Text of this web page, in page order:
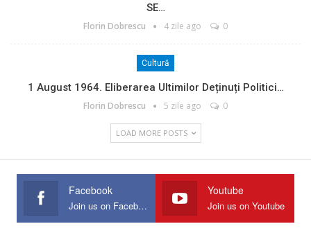
SE…
Florin Dobrescu 4 zile ago 0
Cultură
1 August 1964. Eliberarea Ultimilor Deținuți Politici…
Florin Dobrescu 5 zile ago 0
LOAD MORE POSTS
Facebook
Join us on Facebook
Youtube
Join us on Youtube